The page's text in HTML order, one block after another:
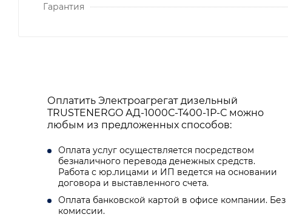
Гарантия
Оплатить Электроагрегат дизельный
TRUSTENERGO АД-1000С-Т400-1Р-С можно
любым из предложенных способов:
Оплата услуг осуществляется посредством
безналичного перевода денежных средств.
Работа с юр.лицами и ИП ведется на основании
договора и выставленного счета.
Оплата банковской картой в офисе компании. Без
комиссии.